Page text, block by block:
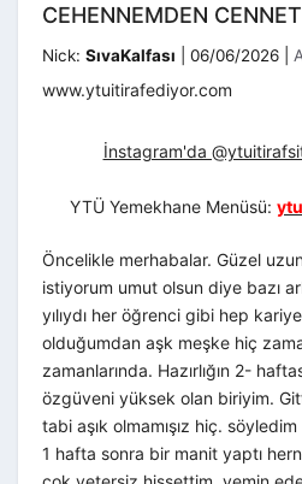
CEHENNEMDEN
Nick: SıvaKalfası 06/06/2026
www.ytuitirafediyor.com
İnstagram'da
YTÜ Yemekhane Menüsü:
Öncelikle merhabalar. Güzel
istiyorum umut olsun diye bazı
yılıydı her öğrenci gibi hep
olduğumdan aşk meşke hiç
zamanlarında. Hazırlığın 2-
özgüveni yüksek olan biriyim.
tabi aşık olmamışız hiç.
1 hafta sonra bir manit yaptı